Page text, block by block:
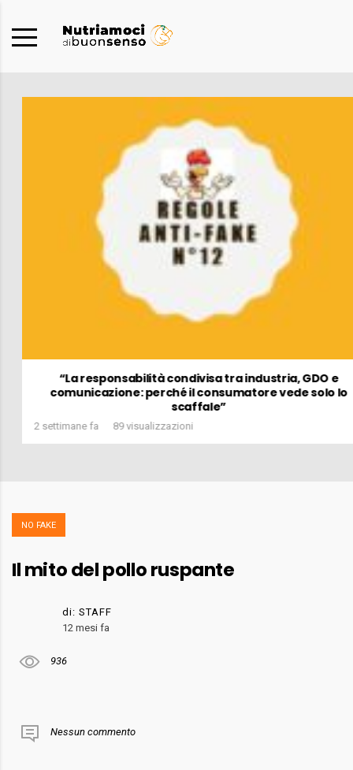
“La responsabilità condivisa tra industria, GDO e
comunicazione: perché il consumatore vede solo lo
scaffale”
2 settimane fa 89 visualizzazioni
NO FAKE
Il mito del pollo ruspante
di: STAFF
12 mesi fa
936
Nessun commento